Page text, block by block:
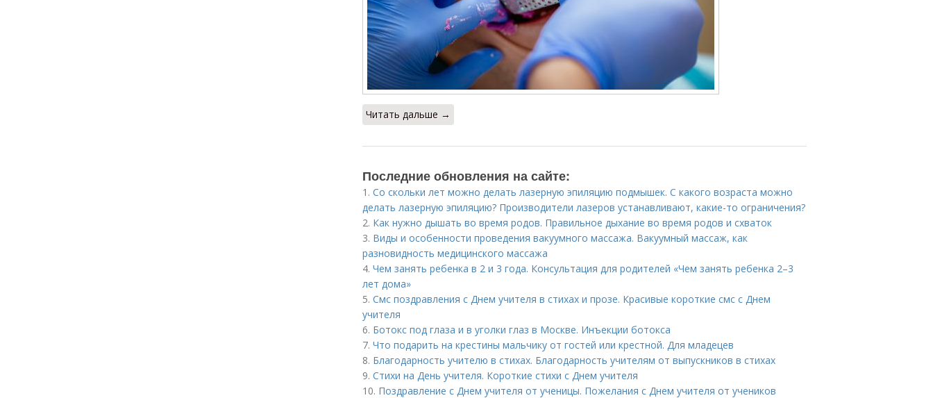
Читать дальше →
Последние обновления на сайте:
1. Со скольки лет можно делать лазерную эпиляцию подмышек. С какого возраста можно
делать лазерную эпиляцию? Производители лазеров устанавливают, какие-то ограничения?
2. Как нужно дышать во время родов. Правильное дыхание во время родов и схваток
3. Виды и особенности проведения вакуумного массажа. Вакуумный массаж, как
разновидность медицинского массажа
4. Чем занять ребенка в 2 и 3 года. Консультация для родителей «Чем занять ребенка 2–3
лет дома»
5. Смс поздравления с Днем учителя в стихах и прозе. Красивые короткие смс с Днем
учителя
6. Ботокс под глаза и в уголки глаз в Москве. Инъекции ботокса
7. Что подарить на крестины мальчику от гостей или крестной. Для младецев
8. Благодарность учителю в стихах. Благодарность учителям от выпускников в стихах
9. Стихи на День учителя. Короткие стихи с Днем учителя
10. Поздравление с Днем учителя от ученицы. Пожелания с Днем учителя от учеников